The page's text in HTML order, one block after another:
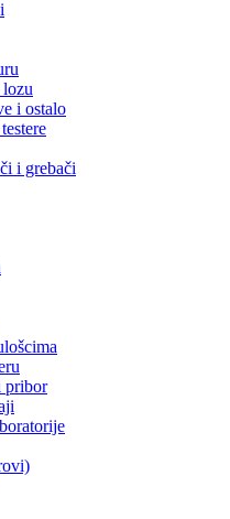
i ostalo
i grebači
pribor